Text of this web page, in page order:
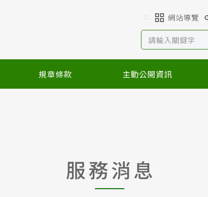
::: 網站導覽
規章條款 主動公開資訊
服務消息